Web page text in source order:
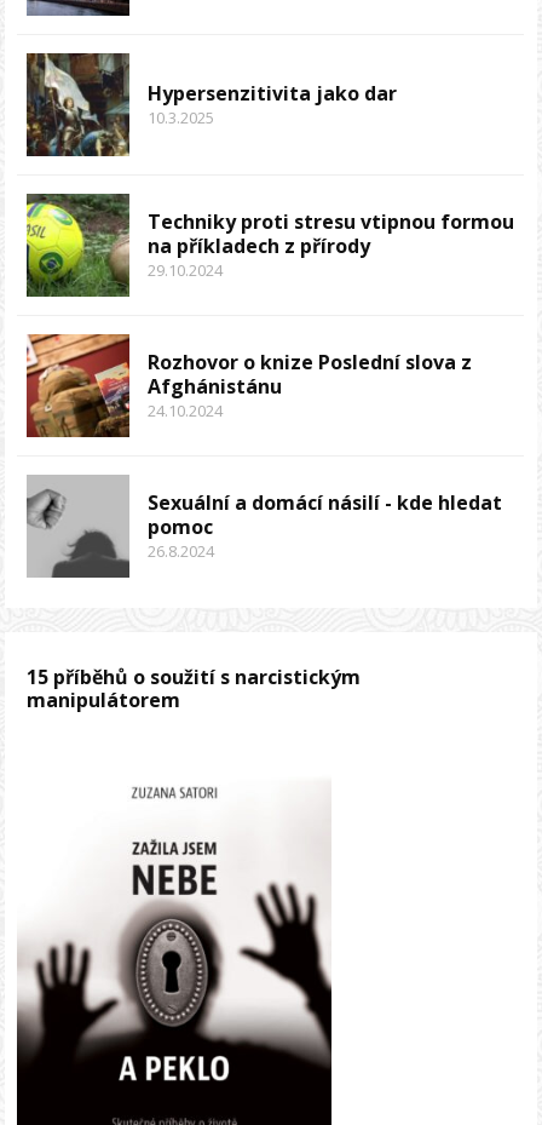
Hypersenzitivita jako dar
10.3.2025
Techniky proti stresu vtipnou formou
na příkladech z přírody
29.10.2024
Rozhovor o knize Poslední slova z
Afghánistánu
24.10.2024
Sexuální a domácí násilí - kde hledat
pomoc
26.8.2024
15 příběhů o soužití s narcistickým
manipulátorem